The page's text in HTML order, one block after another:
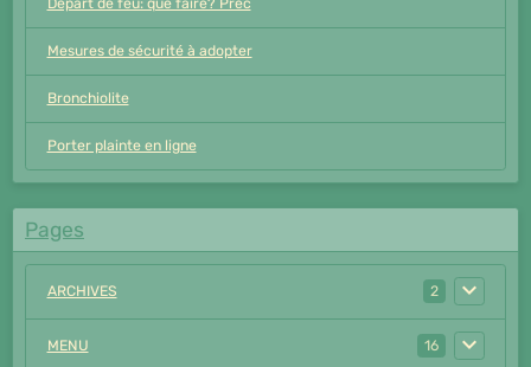
Départ de feu: que faire? Préc
Mesures de sécurité à adopter
Bronchiolite
Porter plainte en ligne
Pages
ARCHIVES 2
MENU 16